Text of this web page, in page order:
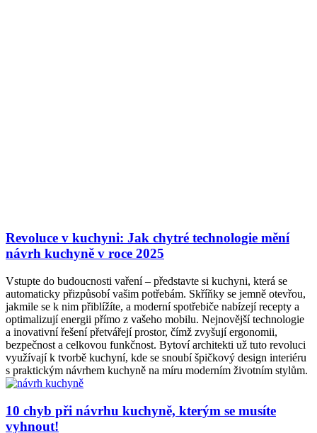
Revoluce v kuchyni: Jak chytré technologie mění
návrh kuchyně v roce 2025
Vstupte do budoucnosti vaření – představte si kuchyni, která se
automaticky přizpůsobí vašim potřebám. Skříňky se jemně otevřou,
jakmile se k nim přiblížíte, a moderní spotřebiče nabízejí recepty a
optimalizují energii přímo z vašeho mobilu. Nejnovější technologie
a inovativní řešení přetvářejí prostor, čímž zvyšují ergonomii,
bezpečnost a celkovou funkčnost. Bytoví architekti už tuto revoluci
využívají k tvorbě kuchyní, kde se snoubí špičkový design interiéru
s praktickým návrhem kuchyně na míru moderním životním stylům.
10 chyb při návrhu kuchyně, kterým se musíte
vyhnout!